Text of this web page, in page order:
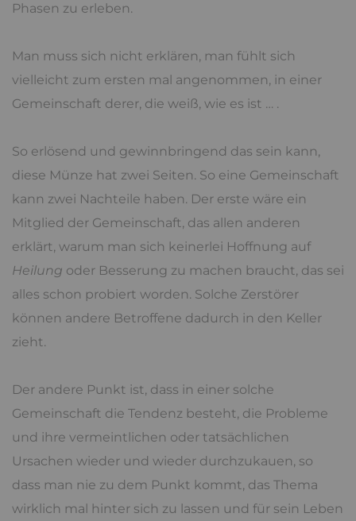
Phasen zu erleben.
Man muss sich nicht erklären, man fühlt sich
vielleicht zum ersten mal angenommen, in einer
Gemeinschaft derer, die weiß, wie es ist … .
So erlösend und gewinnbringend das sein kann,
diese Münze hat zwei Seiten. So eine Gemeinschaft
kann zwei Nachteile haben. Der erste wäre ein
Mitglied der Gemeinschaft, das allen anderen
erklärt, warum man sich keinerlei Hoffnung auf
Heilung oder Besserung zu machen braucht, das sei
alles schon probiert worden. Solche Zerstörer
können andere Betroffene dadurch in den Keller
zieht.
Der andere Punkt ist, dass in einer solche
Gemeinschaft die Tendenz besteht, die Probleme
und ihre vermeintlichen oder tatsächlichen
Ursachen wieder und wieder durchzukauen, so
dass man nie zu dem Punkt kommt, das Thema
wirklich mal hinter sich zu lassen und für sein Leben